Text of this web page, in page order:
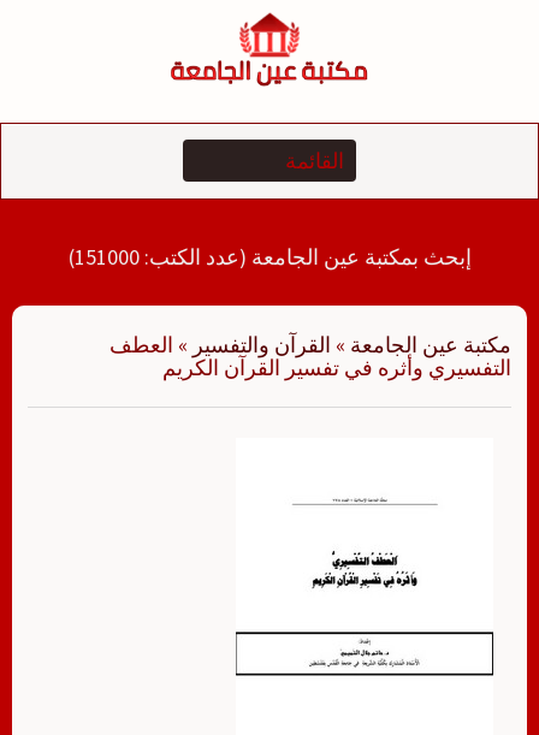
إبحث بمكتبة عين الجامعة (عدد الكتب: 151000)
مكتبة عين الجامعة » القرآن والتفسير » العطف
التفسيري وأثره في تفسير القرآن الكريم